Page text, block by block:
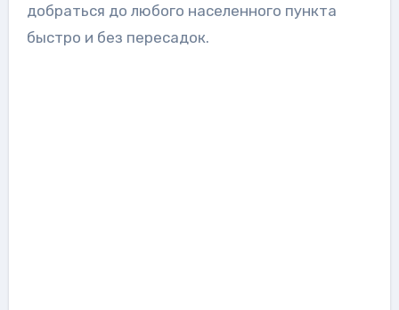
добраться до любого населенного пункта
быстро и без пересадок.